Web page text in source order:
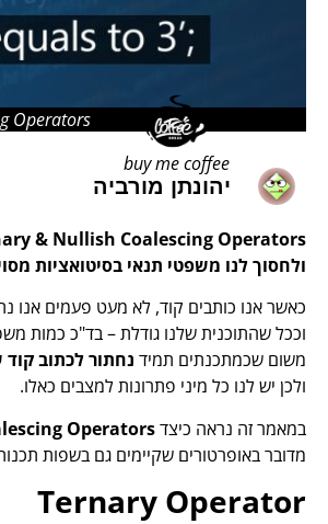
Operators
יהונתן מורביה
ולחסוך לנו משפטי תנאי בסיטואציות
כאשר אנו כותבים קוד, לא מעט פעמים אנו
וככל שהתוכנית שלנו גודלת – בד"כ כמות
משום שכמתכנתים תמיד נחתור לכתוב
ולכן יש לנו כל מיני פתרונות למצבים כאלו.
במאמר זה נראה כיצדOperators
מדובר באופרטורים שקיימים גם בשפות
Ternary Operator
buy me coffee